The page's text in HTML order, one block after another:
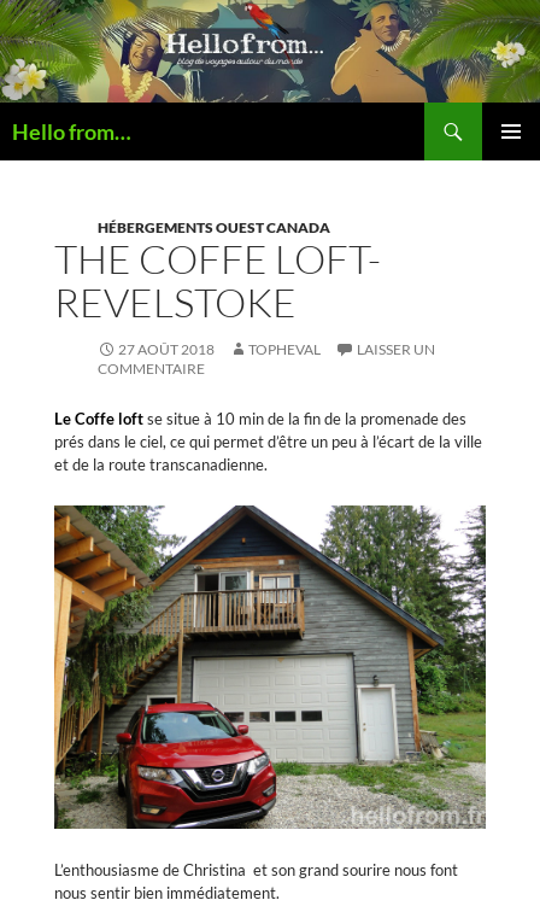
Hello from…
HÉBERGEMENTS OUEST CANADA
THE COFFE LOFT-
REVELSTOKE
27 AOÛT 2018 TOPHEVAL
LAISSER UN
COMMENTAIRE
Le Coffe loftse situe à 10 min de la fin de la promenade des
prés dans le ciel, ce qui permet d’être un peu à l’écart de la ville
et de la route transcanadienne.
L’enthousiasme de Christina et son grand sourire nous font
nous sentir bien immédiatement.